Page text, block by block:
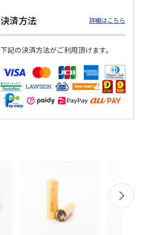
1,485円
(送料別・税込)
4,510円
(送料別・税込)
決済方法 詳細はこちら
下記の決済方法がご利用頂けます。